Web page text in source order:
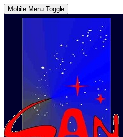
Mobile Menu Toggle